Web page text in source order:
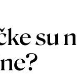
su